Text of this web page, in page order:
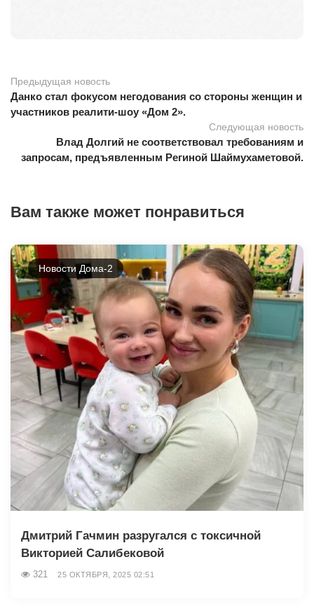
Предыдущая новость
Данко стал фокусом негодования со стороны женщин и
участников реалити-шоу «Дом 2».
Следующая новость
Влад Долгий не соответствовал требованиям и
запросам, предъявленным Региной Шаймухаметовой.
Вам также может понравиться
Новости Дома-2
Дмитрий Гачмин разругался с токсичной
Викторией Салибековой
321 25 ОКТЯБРЯ, 2025 02:51